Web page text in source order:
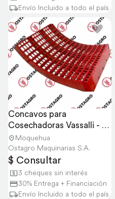
Envío Incluido a todo el país
Concavos para
Cosechadoras Vassalli -
Case - Jonh Deere
Moquehua
Ostagro Maquinarias S.A.
$ Consultar
3 cheques sin interés
30% Entrega + Financiación
Envío Incluido a todo el país